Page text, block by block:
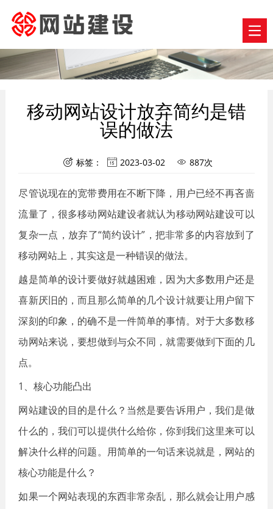
移动网站设计放弃简约是错
误的做法
 标签：  2023-03-02  887次
尽管说现在的宽带费用在不断下降，用户已经不再吝啬
流量了，很多移动网站建设者就认为移动网站建设可以
复杂一点，放弃了“简约设计”，把非常多的内容放到了
移动网站上，其实这是一种错误的做法。
越是简单的设计要做好就越困难，因为大多数用户还是
喜新厌旧的，而且那么简单的几个设计就要让用户留下
深刻的印象，的确不是一件简单的事情。对于大多数移
动网站来说，要想做到与众不同，就需要做到下面的几
点。
1、核心功能凸出
网站建设的目的是什么？当然是要告诉用户，我们是做
什么的，我们可以提供什么给你，你到我们这里来可以
解决什么样的问题。用简单的一句话来说就是，网站的
核心功能是什么？
如果一个网站表现的东西非常杂乱，那么就会让用户感